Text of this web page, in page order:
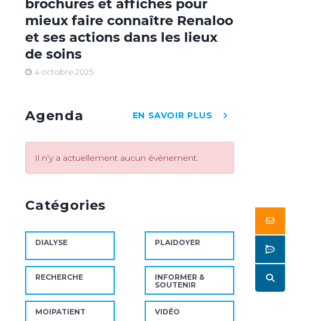
brochures et affiches pour
mieux faire connaître Renaloo
et ses actions dans les lieux
de soins
4 octobre 2025
Agenda EN SAVOIR PLUS
Il n’y a actuellement aucun évènement.
Catégories
DIALYSE PLAIDOYER
RECHERCHE
INFORMER &
SOUTENIR
MOIPATIENT VIDÉO